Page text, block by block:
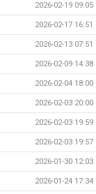
2026-02-19 09:05
2026-02-17 16:51
2026-02-13 07:51
2026-02-09 14:38
2026-02-04 18:00
2026-02-03 20:00
2026-02-03 19:59
2026-02-03 19:57
2026-01-30 12:03
2026-01-24 17:34